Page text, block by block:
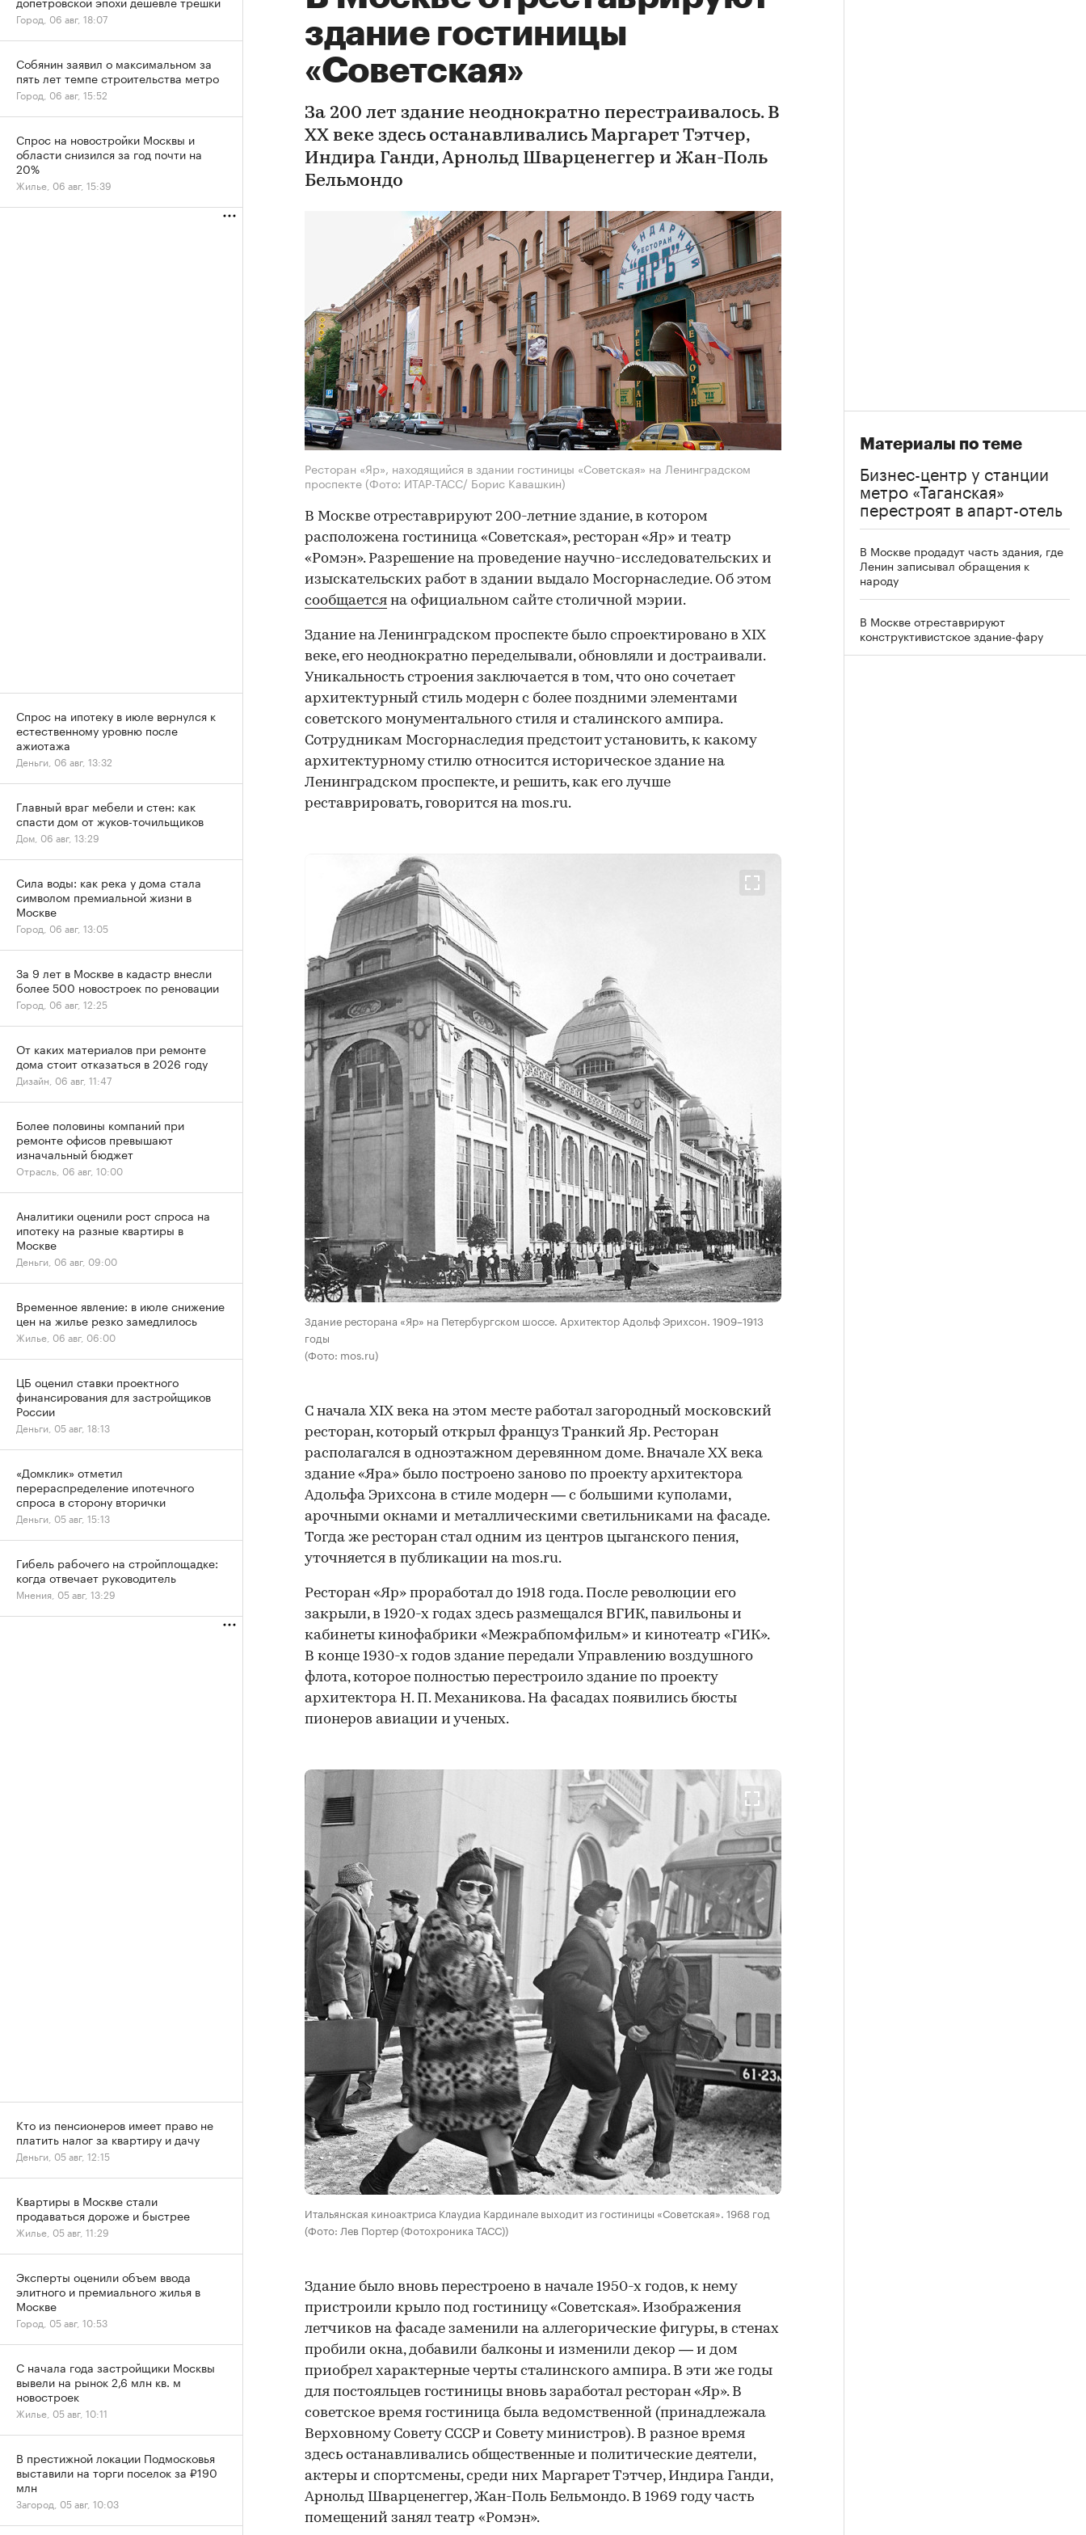
здание гостиницы
«Советская»
За 200 лет здание неоднократно перестраивалось. В
XX веке здесь останавливались Маргарет Тэтчер,
Индира Ганди, Арнольд Шварценеггер и Жан-Поль
Бельмондо
Ресторан «Яр», находящийся в здании гостиницы «Советская» на Ленинградском
проспекте (Фото: ИТАР-ТАСС/ Борис Кавашкин)
В Москве отреставрируют 200-летние здание, в котором
расположена гостиница «Советская», ресторан «Яр» и театр
«Ромэн». Разрешение на проведение научно-исследовательских и
изыскательских работ в здании выдало Мосгорнаследие. Об этом
сообщается на официальном сайте столичной мэрии.
Здание на Ленинградском проспекте было спроектировано в XIX
веке, его неоднократно переделывали, обновляли и достраивали.
Уникальность строения заключается в том, что оно сочетает
архитектурный стиль модерн с более поздними элементами
советского монументального стиля и сталинского ампира.
Сотрудникам Мосгорнаследия предстоит установить, к какому
архитектурному стилю относится историческое здание на
Ленинградском проспекте, и решить, как его лучше
реставрировать, говорится на mos.ru.
Здание ресторана «Яр» на Петербургском шоссе. Архитектор Адольф Эрихсон. 1909–1913
годы
(Фото: mos.ru)
С начала XIX века на этом месте работал загородный московский
ресторан, который открыл француз Транкий Яр. Ресторан
располагался в одноэтажном деревянном доме. Вначале XX века
здание «Яра» было построено заново по проекту архитектора
Адольфа Эрихсона в стиле модерн — с большими куполами,
арочными окнами и металлическими светильниками на фасаде.
Тогда же ресторан стал одним из центров цыганского пения,
уточняется в публикации на mos.ru.
Ресторан «Яр» проработал до 1918 года. После революции его
закрыли, в 1920-х годах здесь размещался ВГИК, павильоны и
кабинеты кинофабрики «Межрабпомфильм» и кинотеатр «ГИК».
В конце 1930-х годов здание передали Управлению воздушного
флота, которое полностью перестроило здание по проекту
архитектора Н. П. Механикова. На фасадах появились бюсты
пионеров авиации и ученых.
Итальянская киноактриса Клаудиа Кардинале выходит из гостиницы «Советская». 1968 год
(Фото: Лев Портер (Фотохроника ТАСС))
Здание было вновь перестроено в начале 1950-х годов, к нему
пристроили крыло под гостиницу «Советская». Изображения
летчиков на фасаде заменили на аллегорические фигуры, в стенах
пробили окна, добавили балконы и изменили декор — и дом
приобрел характерные черты сталинского ампира. В эти же годы
для постояльцев гостиницы вновь заработал ресторан «Яр». В
советское время гостиница была ведомственной (принадлежала
Верховному Совету СССР и Совету министров). В разное время
здесь останавливались общественные и политические деятели,
актеры и спортсмены, среди них Маргарет Тэтчер, Индира Ганди,
Арнольд Шварценеггер, Жан-Поль Бельмондо. В 1969 году часть
помещений занял театр «Ромэн».
Материалы по теме
Бизнес-центр у станции
метро «Таганская»
перестроят в апарт-отель
В Москве продадут часть здания, где
Ленин записывал обращения к
народу
В Москве отреставрируют
конструктивистское здание-фару
Город, 06 авг, 18:07
Собянин заявил о максимальном за
пять лет темпе строительства метро
Город, 06 авг, 15:52
Спрос на новостройки Москвы и
области снизился за год почти на
20%
Жилье, 06 авг, 15:39
Спрос на ипотеку в июле вернулся к
естественному уровню после
ажиотажа
Деньги, 06 авг, 13:32
Главный враг мебели и стен: как
спасти дом от жуков-точильщиков
Дом, 06 авг, 13:29
Сила воды: как река у дома стала
символом премиальной жизни в
Москве
Город, 06 авг, 13:05
За 9 лет в Москве в кадастр внесли
более 500 новостроек по реновации
Город, 06 авг, 12:25
От каких материалов при ремонте
дома стоит отказаться в 2026 году
Дизайн, 06 авг, 11:47
Более половины компаний при
ремонте офисов превышают
изначальный бюджет
Отрасль, 06 авг, 10:00
Аналитики оценили рост спроса на
ипотеку на разные квартиры в
Москве
Деньги, 06 авг, 09:00
Временное явление: в июле снижение
цен на жилье резко замедлилось
Жилье, 06 авг, 06:00
ЦБ оценил ставки проектного
финансирования для застройщиков
России
Деньги, 05 авг, 18:13
«Домклик» отметил
перераспределение ипотечного
спроса в сторону вторички
Деньги, 05 авг, 15:13
Гибель рабочего на стройплощадке:
когда отвечает руководитель
Мнения, 05 авг, 13:29
Кто из пенсионеров имеет право не
платить налог за квартиру и дачу
Деньги, 05 авг, 12:15
Квартиры в Москве стали
продаваться дороже и быстрее
Жилье, 05 авг, 11:29
Эксперты оценили объем ввода
элитного и премиального жилья в
Москве
Город, 05 авг, 10:53
С начала года застройщики Москвы
вывели на рынок 2,6 млн кв. м
новостроек
Жилье, 05 авг, 10:11
В престижной локации Подмосковья
выставили на торги поселок за ₽190
млн
Загород, 05 авг, 10:03